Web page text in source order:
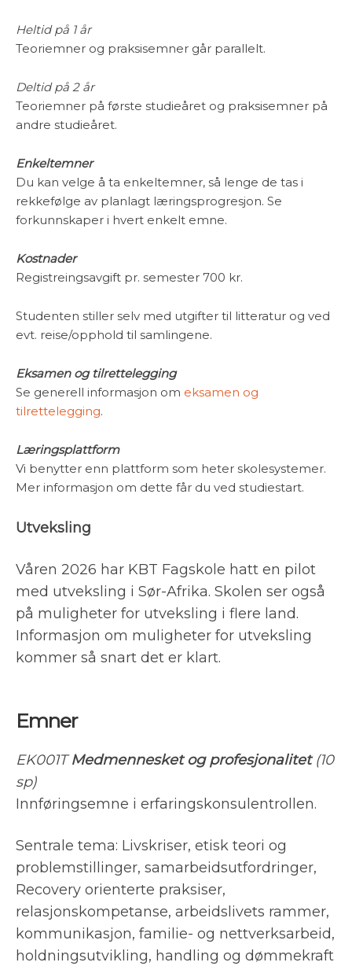
Heltid på 1 år
Teoriemner og praksisemner går parallelt.
Deltid på 2 år
Teoriemner på første studieåret og praksisemner på
andre studieåret.
Enkeltemner
Du kan velge å ta enkeltemner, så lenge de tas i
rekkefølge av planlagt læringsprogresjon. Se
forkunnskaper i hvert enkelt emne.
Kostnader
Registreingsavgift pr. semester 700 kr.
Studenten stiller selv med utgifter til litteratur og ved
evt. reise/opphold til samlingene.
Eksamen og tilrettelegging
Se generell informasjon om eksamen og
tilrettelegging.
Læringsplattform
Vi benytter enn plattform som heter skolesystemer.
Mer informasjon om dette får du ved studiestart.
Utveksling
Våren 2026 har KBT Fagskole hatt en pilot
med utveksling i Sør-Afrika. Skolen ser også
på muligheter for utveksling i flere land.
Informasjon om muligheter for utveksling
kommer så snart det er klart.
Emner
EK001TMedmennesket og profesjonalitet(10
sp)
Innføringsemne i erfaringskonsulentrollen.
Sentrale tema: Livskriser, etisk teori og
problemstillinger, samarbeidsutfordringer,
Recovery orienterte praksiser,
relasjonskompetanse, arbeidslivets rammer,
kommunikasjon, familie- og nettverksarbeid,
holdningsutvikling, handling og dømmekraft